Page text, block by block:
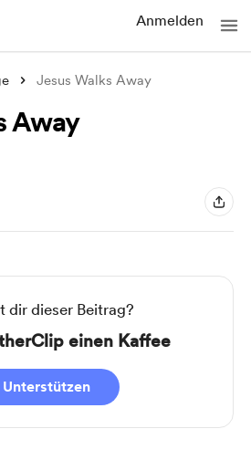
Anmelden
Jesus Walks Away
Away
dir dieser Beitrag?
einen Kaffee
Unterstützen